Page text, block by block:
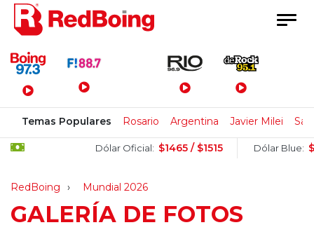
Menú Principal
Temas Populares Rosario Argentina Javier Milei
Dólar Oficial: $1465 / $1515 Dólar Blue: $1525
RedBoing Mundial 2026
GALERÍA DE FOTOS